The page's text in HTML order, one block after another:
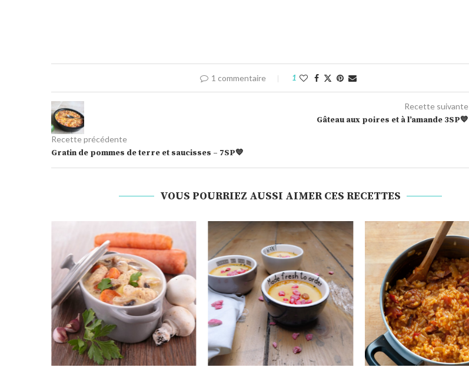
1 commentaire 1
Recette précédente
Gratin de pommes de terre et saucisses – 7SP💙
Recette suivante
Gâteau aux poires et à l’amande 3SP💙
VOUS POURRIEZ AUSSI AIMER CES RECETTES